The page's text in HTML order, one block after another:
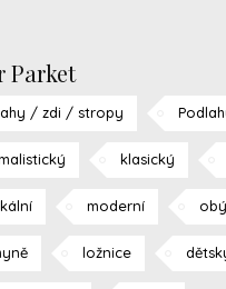
Parket
/ zdi / stropy
klasický
moderní
ložnice